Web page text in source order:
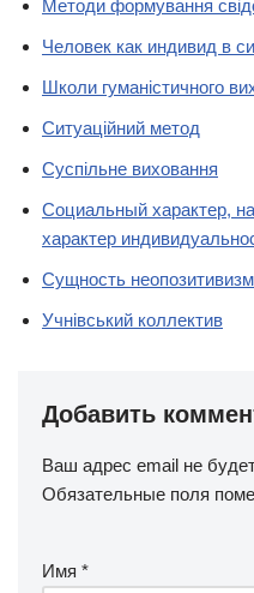
Методи формування
Человек как индивид в
Школи гуманістичного
Ситуаційний метод
Суспільне виховання
Социальный характер,
характер
Сущность
Учнівський коллектив
Добавить
Ваш адрес email не
Обязательные поля
Имя *